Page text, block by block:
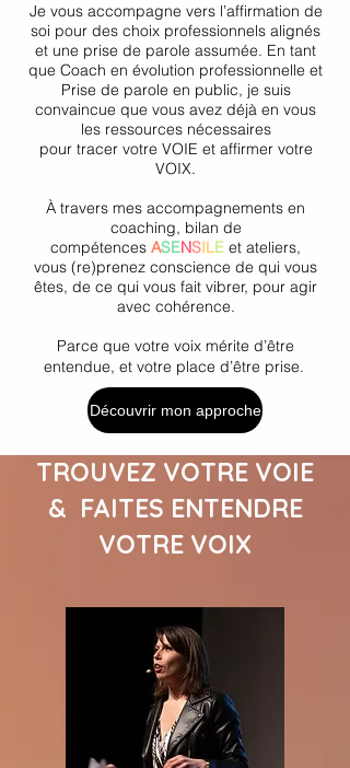
Je vous accompagne vers l’affirmation de
soi pour des choix professionnels alignés
et une prise de parole assumée. En tant
que Coach en évolution professionnelle et
Prise de parole en public, je suis
convaincue que vous avez déjà en vous
les ressources nécessaires
pour tracer votre VOIE et affirmer votre
VOIX.
À travers mes accompagnements en
coaching, bilan de
compétences ASENSILE et ateliers,
vous (re)prenez conscience de qui vous
êtes, de ce qui vous fait vibrer, pour agir
avec cohérence.
Parce que votre voix mérite d’être
entendue, et votre place d’être prise.
Découvrir mon approche
TROUVEZ VOTRE VOIE
& FAITES ENTENDRE
VOTRE VOIX